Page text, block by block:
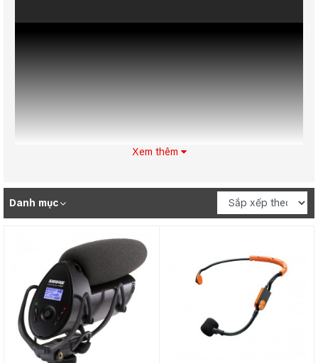
nhưng chất lượng vẫn được đảm bảo tốt nhất với nhiều
tính năng vượt trội:
Mic hát nhẹ và hút
Dây chống nhiểu và dài
Chất âm trong trẻo
Điểm nối giữa micro và dây được thiết kế chắc chắn,
giúp đảm bảo độ bền cho sản phẩm
Dây được bao bọc bởi nhựa cao cấp bên ngoài, an
Xem thêm
Danh mục